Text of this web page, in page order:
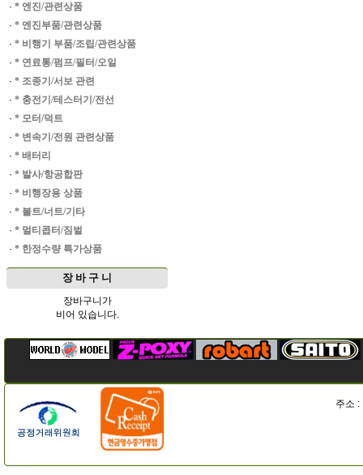
· * 엔진/관련상품
· * 엔진부품/관련상품
· * 비행기 부품/조립/관련상품
· * 연료통/펌프/필터/오일
· * 조종기/서보 관련
· * 충전기/테스터기/전선
· * 모터/덕트
· * 변속기/전원 관련상품
· * 배터리
· * 발사/항공합판
· * 비행장용 상품
· * 볼트/너트/기타
· * 멀티콥터/짐벌
· * 한정수량 특가상품
장 바 구 니
장바구니가
비어 있습니다.
주소